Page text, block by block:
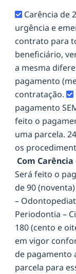
Carência de
urgência e
contrato para
beneficiário,
a mesma
pagamento
contratação.
pagamento
feito o
uma parcela.
os
Com Carência
Será feito o
de 90
–
Periodontia –
180 (cento e
em vigor
de pagamento
parcela para